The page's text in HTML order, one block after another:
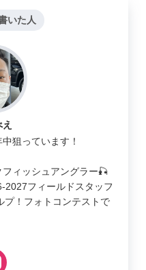
いた人
狙っています！
ィッシュアングラー🎣
2027フィールドスタッフ
プ！フォトコンテストで